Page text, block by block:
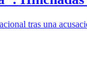
tras una